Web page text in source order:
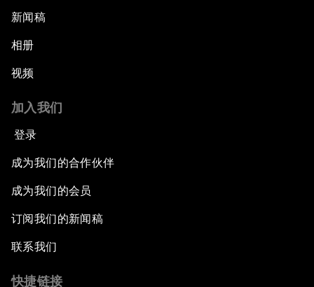
新闻稿
相册
视频
加入我们
登录
成为我们的合作伙伴
成为我们的会员
订阅我们的新闻稿
联系我们
快捷链接